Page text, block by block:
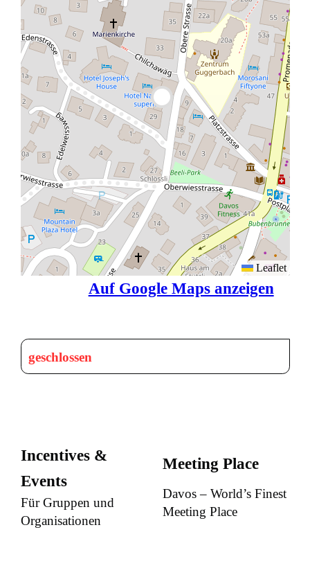
Leaflet
Auf Google Maps anzeigen
geschlossen
Incentives &
Events
Für Gruppen und
Organisationen
Meeting Place
Davos – World’s Finest
Meeting Place